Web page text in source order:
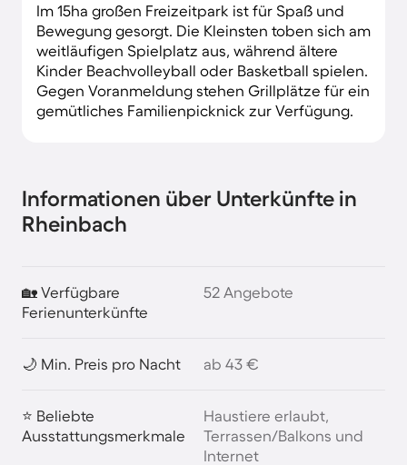
Im 15ha großen Freizeitpark ist für Spaß und
Bewegung gesorgt. Die Kleinsten toben sich am
weitläufigen Spielplatz aus, während ältere
Kinder Beachvolleyball oder Basketball spielen.
Gegen Voranmeldung stehen Grillplätze für ein
gemütliches Familienpicknick zur Verfügung.
Informationen über Unterkünfte in
Rheinbach
🏡 Verfügbare
Ferienunterkünfte
52 Angebote
🌙 Min. Preis pro Nacht ab 43 €
⭐ Beliebte
Ausstattungsmerkmale
Haustiere erlaubt,
Terrassen/Balkons und
Internet